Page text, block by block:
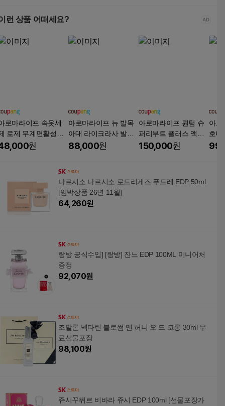
런 상품 어떠세요?
로마라이프 속옷세
로제 무계면활성제
자극 알칼리이온수
원
아로마라이프 뉴 발목
아대 라이크라사 발목
보호대 자석부착 편안
88,000원
아로마라이프 퀀텀 슈
퍼리부트 플러스 액상
차 120ml 30포 1개월분
150,000원
아로
호대
스포
나르시소 나르시소 로드리게즈 푸드레 EDP 50ml
[임박상품 26년 11월]
64,260원
랑방 공식수입] [랑방] 잔느 EDP 100ML 미니어처
증정
92,070원
조말론 넥타린 블로썸 앤 허니 오 드 코롱 30ml 무
료선물포장
98,100원
쥬시꾸뛰르 비바라 쥬시 EDP 100ml [선물포장가